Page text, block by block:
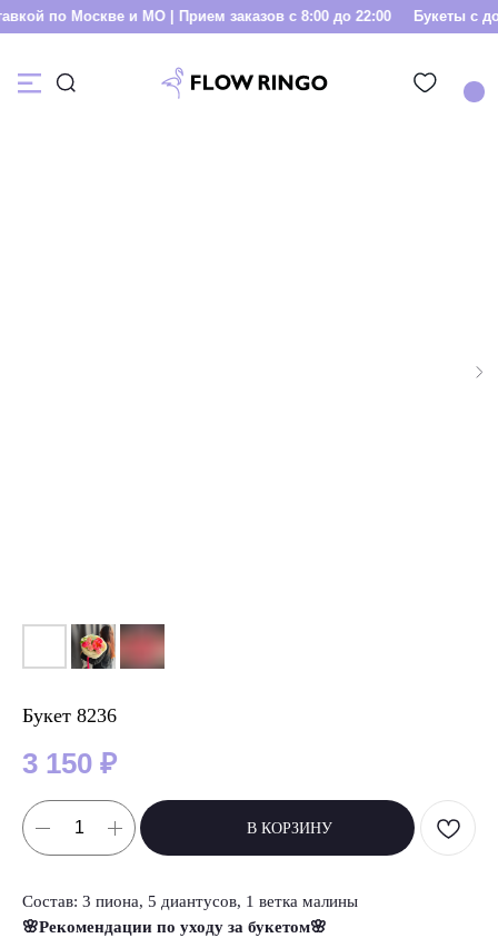
по Москве и МО | Прием заказов с 8:00 до 22:00 Букеты с
Букет 8236
3 150 ₽
В КОРЗИНУ
Состав: 3 пиона, 5 диантусов, 1 ветка малины
🌸Рекомендации по уходу за букетом🌸